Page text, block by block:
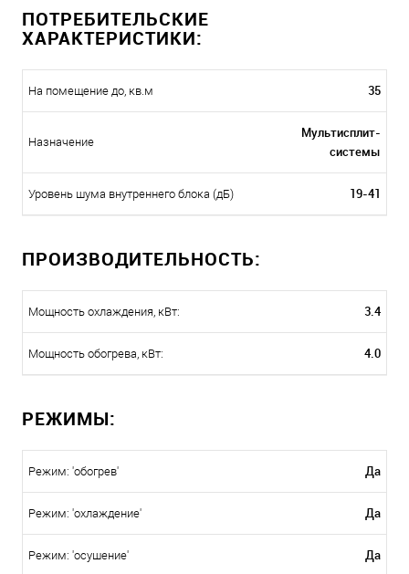
ПОТРЕБИТЕЛЬСКИЕ
ХАРАКТЕРИСТИКИ:
На помещение до, кв.м 35
Назначение
Мультисплит-
системы
Уровень шума внутреннего блока (дБ) 19-41
ПРОИЗВОДИТЕЛЬНОСТЬ:
Мощность охлаждения, кВт: 3.4
Мощность обогрева, кВт: 4.0
РЕЖИМЫ:
Режим: 'обогрев' Да
Режим: 'охлаждение' Да
Режим: 'осушение' Да